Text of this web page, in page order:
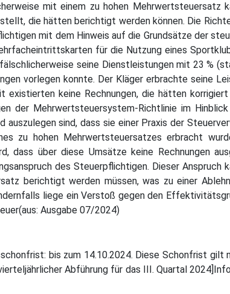
mit einem zu hohen Mehrwertsteuersatz
die hätten berichtigt werden können. Die
mit dem Hinweis auf die Grundsätze der
für die Nutzung eines
seine Dienstleistungen mit 23 %
vorlegen konnte. Der Kläger erbrachte seine
existierten keine Rechnungen, die hätten
der Mehrwertsteuersystem-Richtlinie im
sind, dass sie einer Praxis der
zu hohen Mehrwertsteuersatzes erbracht
dass über diese Umsätze keine Rechnungen
des Steuerpflichtigen. Dieser Anspruch
berichtigt werden müssen, was zu einer
liege ein Verstoß gegen den
Ausgabe 07/2024)
bis zum 14.10.2024. Diese Schonfrist gilt
Abführung für das III. Quartal